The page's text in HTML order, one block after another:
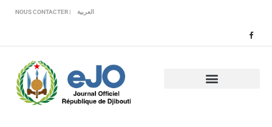
comprend
système
NOUS CONTACTER | العربية